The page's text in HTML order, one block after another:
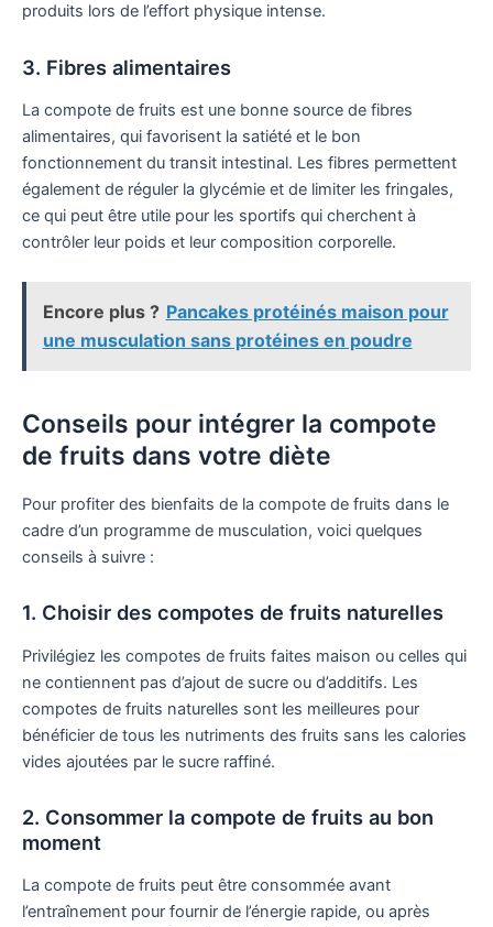
produits lors de l’effort physique intense.
3. Fibres alimentaires
La compote de fruits est une bonne source de fibres
alimentaires, qui favorisent la satiété et le bon
fonctionnement du transit intestinal. Les fibres permettent
également de réguler la glycémie et de limiter les fringales,
ce qui peut être utile pour les sportifs qui cherchent à
contrôler leur poids et leur composition corporelle.
Encore plus ? Pancakes protéinés maison pour
une musculation sans protéines en poudre
Conseils pour intégrer la compote
de fruits dans votre diète
Pour profiter des bienfaits de la compote de fruits dans le
cadre d’un programme de musculation, voici quelques
conseils à suivre :
1. Choisir des compotes de fruits naturelles
Privilégiez les compotes de fruits faites maison ou celles qui
ne contiennent pas d’ajout de sucre ou d’additifs. Les
compotes de fruits naturelles sont les meilleures pour
bénéficier de tous les nutriments des fruits sans les calories
vides ajoutées par le sucre raffiné.
2. Consommer la compote de fruits au bon
moment
La compote de fruits peut être consommée avant
l’entraînement pour fournir de l’énergie rapide, ou après